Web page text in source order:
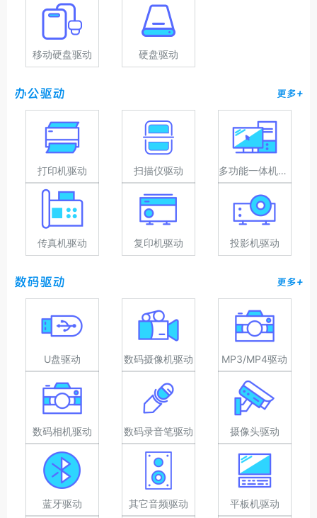
移动硬盘驱动 硬盘驱动
办公驱动 更多+
打印机驱动 扫描仪驱动 多功能一体机驱动
传真机驱动 复印机驱动 投影机驱动
数码驱动 更多+
U盘驱动 数码摄像机驱动 MP3/MP4驱动
数码相机驱动 数码录音笔驱动 摄像头驱动
蓝牙驱动 其它音频驱动 平板机驱动